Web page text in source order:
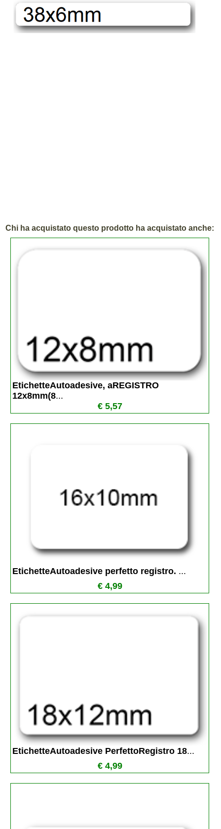
Chi ha acquistato questo prodotto ha acquistato anche:
EtichetteAutoadesive, aREGISTRO
12x8mm(8...
€ 5,57
EtichetteAutoadesive perfetto registro. ...
€ 4,99
EtichetteAutoadesive PerfettoRegistro 18...
€ 4,99